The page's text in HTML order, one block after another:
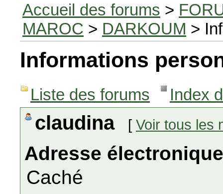
Accueil des forums >
MAROC > DARKOUM >
Informations
Liste des forums Index
claudina [ Voir tous les
Adresse
Caché